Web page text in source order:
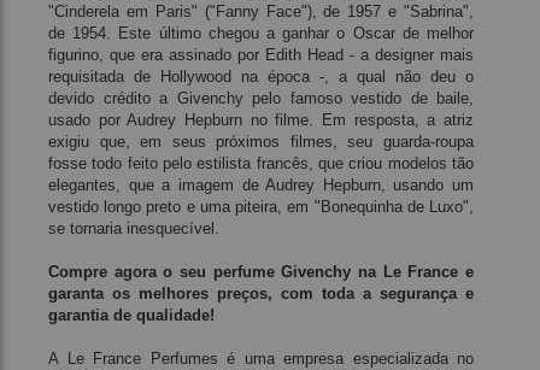
"Cinderela em Paris" ("Fanny Face"), de 1957 e "Sabrina",
de 1954. Este último chegou a ganhar o Oscar de melhor
figurino, que era assinado por Edith Head - a designer mais
requisitada de Hollywood na época -, a qual não deu o
devido crédito a Givenchy pelo famoso vestido de baile,
usado por Audrey Hepburn no filme. Em resposta, a atriz
exigiu que, em seus próximos filmes, seu guarda-roupa
fosse todo feito pelo estilista francês, que criou modelos tão
elegantes, que a imagem de Audrey Hepburn, usando um
vestido longo preto e uma piteira, em "Bonequinha de Luxo",
se tornaria inesquecível.
Compre agora o seu perfume Givenchy na Le France e
garanta os melhores preços, com toda a segurança e
garantia de qualidade!
A Le France Perfumes é uma empresa especializada no